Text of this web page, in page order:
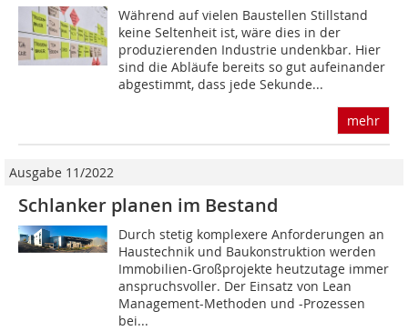
Während auf vielen Baustellen Stillstand
keine Seltenheit ist, wäre dies in der
produzierenden Industrie undenkbar. Hier
sind die Abläufe bereits so gut aufeinander
abgestimmt, dass jede Sekunde...
mehr
Ausgabe 11/2022
Schlanker planen im Bestand
Durch stetig komplexere Anforderungen an
Haustechnik und Baukonstruktion werden
Immobilien-Großprojekte heutzutage immer
anspruchsvoller. Der Einsatz von Lean
Management-Methoden und -Prozessen
bei...